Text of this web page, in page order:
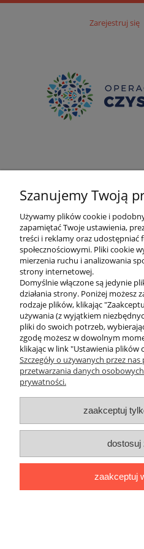
Zarejestruj się
Nie znaleziono produktów
Płatności i
O
pokaż pełną
Sklep
Szanujemy Twoją
Używamy plików cookie i
zapamiętać Twoje ustawienia,
treści i reklamy oraz udostępniać
społecznościowymi. Pliki cookie
mierzenia ruchu i analizowania
strony internetowej.
Domyślnie włączone są jedynie
działania strony. Poniżej możesz
rodzaje plików, klikając
używania (z wyjątkiem
pliki do swoich potrzeb,
zgodę możesz w dowolnym
klikając w link "Ustawienia plików
Szczegóły o używanych przez
przetwarzania danych
prywatności.
zaakceptuj
dostosuj
zaakceptuj